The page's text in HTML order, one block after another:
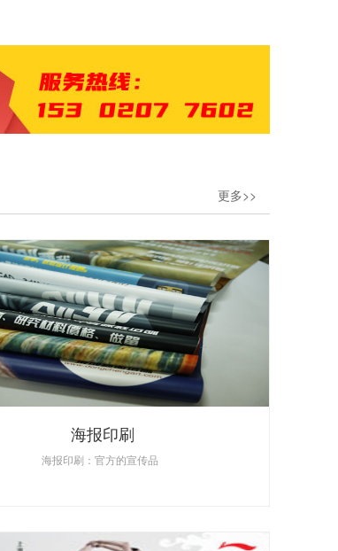
更多>>
海报印刷
海报印刷：官方的宣传品